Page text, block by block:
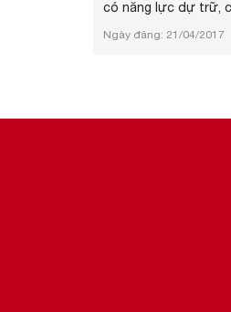
có năng lực dự trữ,
đã giết mổ cấp đông
Ngày đăng: 21/04/2017